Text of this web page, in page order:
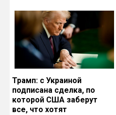
Трамп: с Украиной
подписана сделка, по
которой США заберут
все, что хотят